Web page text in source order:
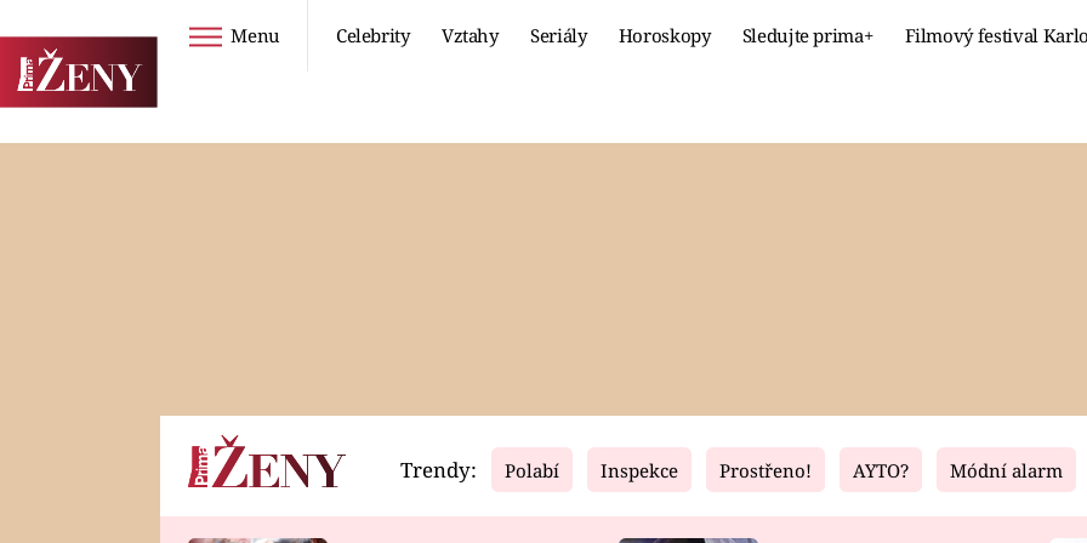
Menu Celebrity Vztahy Seriály Horoskopy Sledujte prima+ Filmový festival
Horoskopy Video Fresh Living
Trendy: Polabí Inspekce Prostřeno! AYTO? Módní alarm